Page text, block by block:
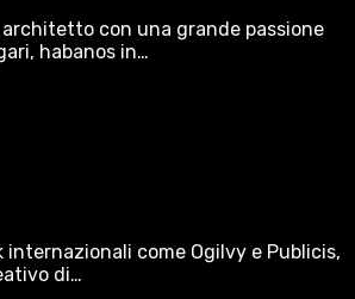
con una grande passione
habanos in…
come Ogilvy e Publicis,
di…